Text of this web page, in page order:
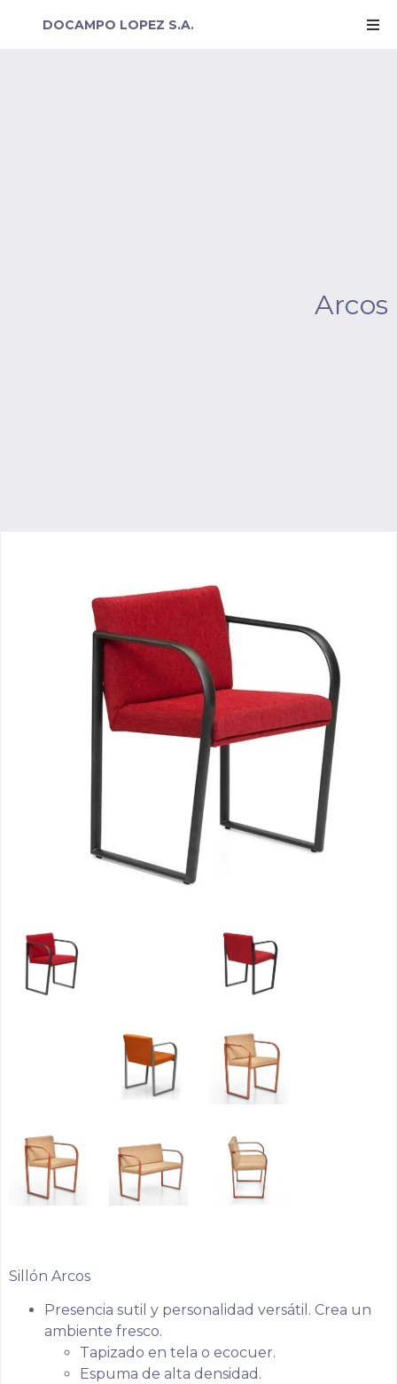
DOCAMPO LOPEZ S.A.
Arcos
Sillón Arcos
Presencia sutil y personalidad versátil. Crea un
ambiente fresco.
Tapizado en tela o ecocuer.
Espuma de alta densidad.